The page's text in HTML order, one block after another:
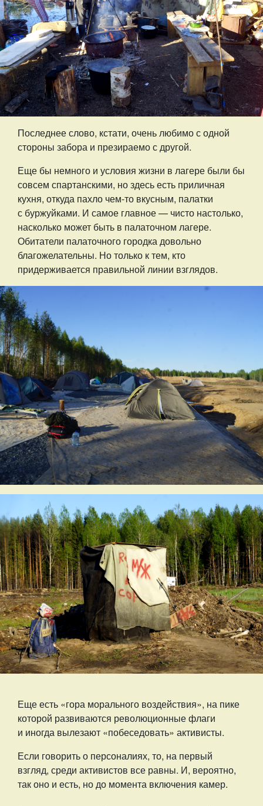
Последнее слово, кстати, очень любимо с одной
стороны забора и презираемо с другой.
Еще бы немного и условия жизни в лагере были бы
совсем спартанскими, но здесь есть приличная
кухня, откуда пахло чем-то вкусным, палатки
с буржуйками. И самое главное — чисто настолько,
насколько может быть в палаточном лагере.
Обитатели палаточного городка довольно
благожелательны. Но только к тем, кто
придерживается правильной линии взглядов.
Еще есть «гора морального воздействия», на пике
которой развиваются революционные флаги
и иногда вылезают «побеседовать» активисты.
Если говорить о персоналиях, то, на первый
взгляд, среди активистов все равны. И, вероятно,
так оно и есть, но до момента включения камер.